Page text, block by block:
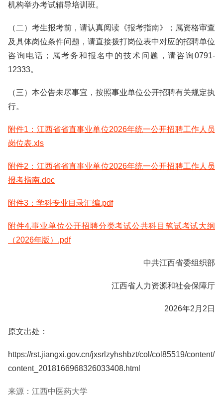
机构举办考试辅导培训班。
（二）考生报考前，请认真阅读《报考指南》；属资格审查
及具体岗位条件问题，请直接拨打岗位表中对应的招聘单位
咨询电话；属考务和报名中的技术问题，请咨询0791-
12333。
（三）本公告未尽事宜，按照事业单位公开招聘有关规定执
行。
附件1：江西省省直事业单位2026年统一公开招聘工作人员
岗位表.xls
附件2：江西省省直事业单位2026年统一公开招聘工作人员
报考指南.doc
附件3：学科专业目录汇编.pdf
附件4.事业单位公开招聘分类考试公共科目笔试考试大纲
（2026年版）.pdf
中共江西省委组织部
江西省人力资源和社会保障厅
2026年2月2日
原文出处：
https://rst.jiangxi.gov.cn/jxsrlzyhshbzt/col/col85519/content/
content_2018166968326033408.html
来源：江西中医药大学